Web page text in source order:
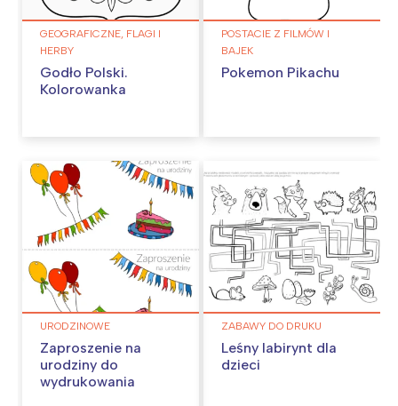
GEOGRAFICZNE, FLAGI I
HERBY
Godło Polski.
Kolorowanka
POSTACIE Z FILMÓW I
BAJEK
Pokemon Pikachu
URODZINOWE
Zaproszenie na
urodziny do
wydrukowania
ZABAWY DO DRUKU
Leśny labirynt dla
dzieci